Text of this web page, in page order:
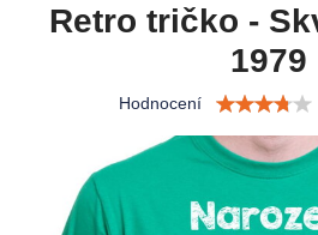
Retro tričko -
1979
Hodnocení